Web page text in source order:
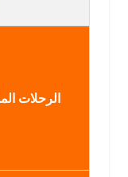
الرحلات المباشرة